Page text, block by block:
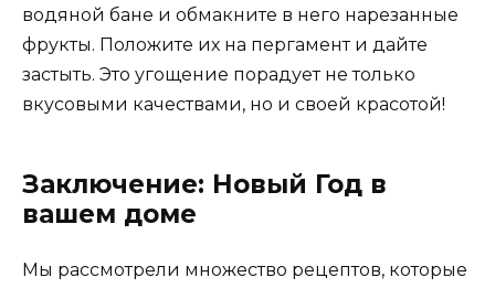
водяной бане и обмакните в него нарезанные
фрукты. Положите их на пергамент и дайте
застыть. Это угощение порадует не только
вкусовыми качествами, но и своей красотой!
Заключение: Новый Год в
вашем доме
Мы рассмотрели множество рецептов, которые